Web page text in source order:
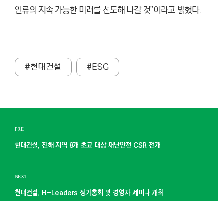
인류의 지속 가능한 미래를 선도해 나갈 것”이라고 밝혔다.
#현대건설 #ESG
PRE
현대건설, 진해 지역 8개 초교 대상 재난안전 CSR 전개
NEXT
현대건설, H-Leaders 정기총회 및 경영자 세미나 개최